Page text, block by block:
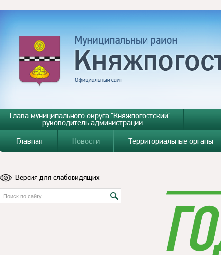
Глава муниципального округа "Княжпогостский" -
руководитель администрации
Главная
Новости Территориальные органы
Версия для слабовидящих